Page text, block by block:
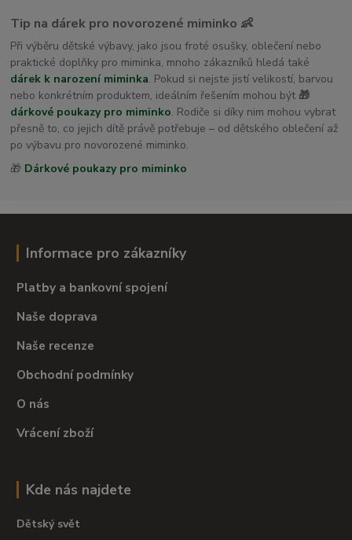
Tip na dárek pro novorozené miminko 👶
Při výběru dětské výbavy, jako jsou froté osušky, oblečení nebo
praktické doplňky pro miminka, mnoho zákazníků hledá také
dárek k narození miminka. Pokud si nejste jistí velikostí, barvou
nebo konkrétním produktem, ideálním řešením mohou být 🎁
dárkové poukazy pro miminko. Rodiče si díky nim mohou vybrat
přesně to, co jejich dítě právě potřebuje – od dětského oblečení až
po výbavu pro novorozené miminko.
🎁 Dárkové poukazy pro miminko
Informace pro zákazníky
Platby a bankovní spojení
Naše doprava
Naše recenze
Obchodní podmínky
O nás
Vrácení zboží
Kde nás najdete
Dětský svět